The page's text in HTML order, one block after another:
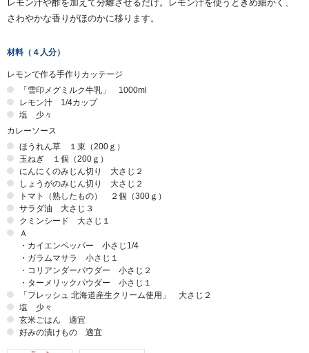
レモン汁や酢を加えて分離させるだけ。レモン汁を使うときめ細かく、
さわやかな香りがほのかに移ります。
材料（４人分）
レモンで作る手作りカッテージ
「雪印メグミルク牛乳」 1000ml
レモン汁 1/4カップ
塩 少々
カレーソース
ほうれん草 １束（200ｇ）
玉ねぎ １個（200ｇ）
にんにくのみじん切り 大さじ２
しょうがのみじん切り 大さじ２
トマト（熟したもの） ２個（300ｇ）
サラダ油 大さじ３
クミンシード 大さじ１
Ａ
・カイエンペッパー 小さじ1/4
・ガラムマサラ 小さじ１
・コリアンダーパウダー 小さじ２
・ターメリックパウダー 小さじ１
「フレッシュ 北海道産生クリーム使用」 大さじ２
塩 少々
玄米ごはん 適宜
好みの漬けもの 適宜